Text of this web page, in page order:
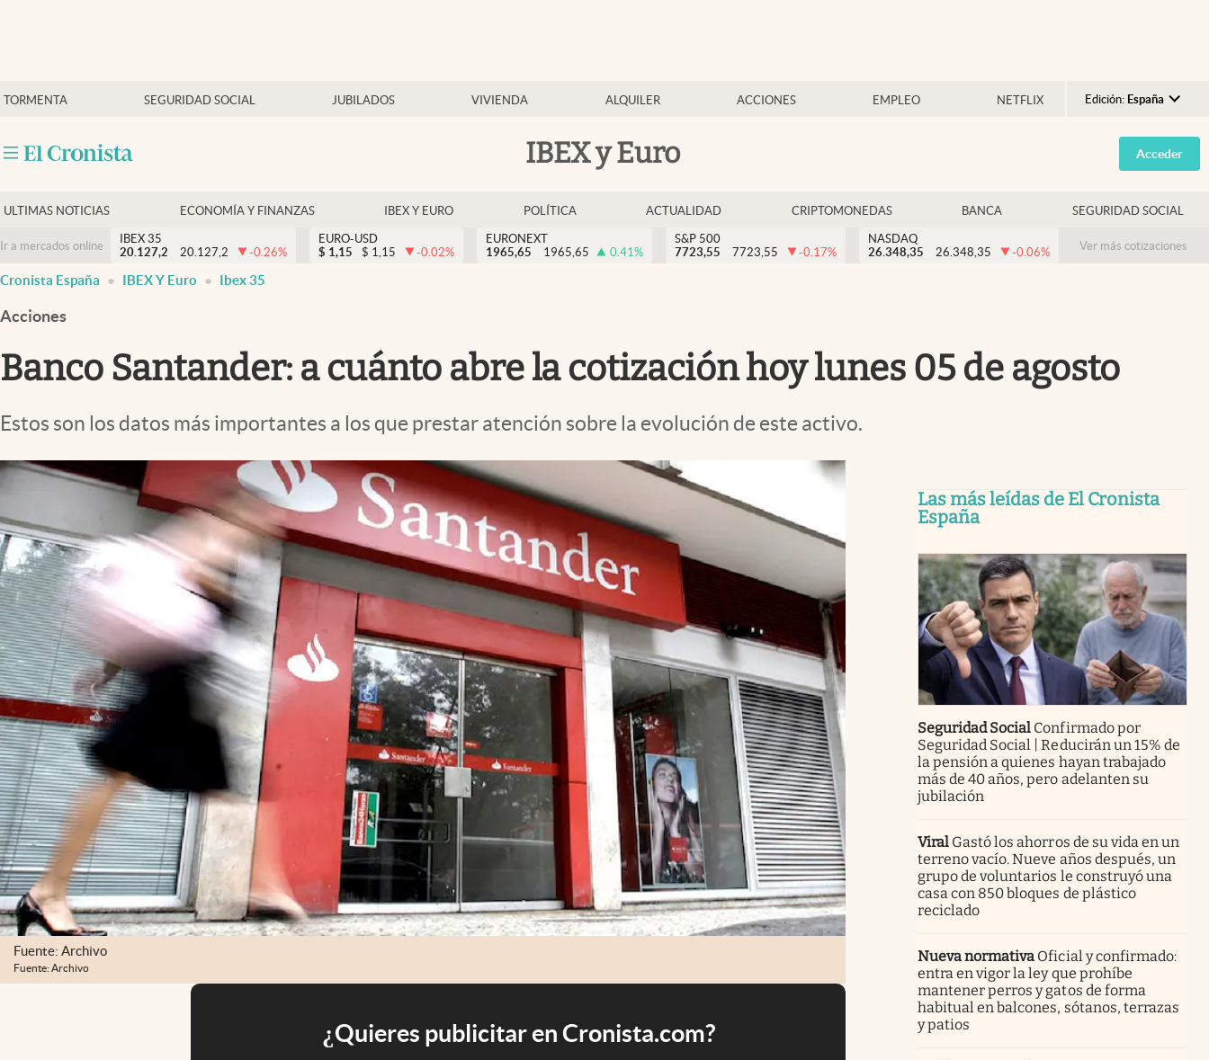
TORMENTA SEGURIDAD SOCIAL JUBILADOS VIVIENDA ALQUILER ACCIONES EMPLEO NETFLIX Edición: España
Argentina
España
USA
Colombia
IBEX y Euro
Economía y finanzas
Criptomonedas
Acceder
ULTIMAS NOTICIAS ECONOMÍA Y FINANZAS IBEX Y EURO POLÍTICA ACTUALIDAD CRIPTOMONEDAS BANCA SEGURIDAD SOCIAL
Ir a mercados online
IBEX 35
20.127,2
20.127,2 -0.26%
EURO-USD
$ 1,15 $ 1,15 -0.02%
EURONEXT
1965,65
1965,65 0.41%
S&P 500
7723,55
7723,55 -0.17%
NASDAQ
26.348,35
26.348,35 -0.06% Ver más cotizaciones
Cronista España IBEX Y Euro Ibex 35
Acciones
Banco Santander: a cuánto abre la cotización hoy lunes 05 de agosto
Estos son los datos más importantes a los que prestar atención sobre la evolución de este activo.
Fuente: Archivo
Fuente: Archivo
¿Quieres publicitar en Cronista.com?
Las más leídas de El Cronista
España
Seguridad Social Confirmado por
Seguridad Social | Reducirán un 15% de
la pensión a quienes hayan trabajado
más de 40 años, pero adelanten su
jubilación
Viral Gastó los ahorros de su vida en un
terreno vacío. Nueve años después, un
grupo de voluntarios le construyó una
casa con 850 bloques de plástico
reciclado
Nueva normativa Oficial y confirmado:
entra en vigor la ley que prohíbe
mantener perros y gatos de forma
habitual en balcones, sótanos, terrazas
y patios